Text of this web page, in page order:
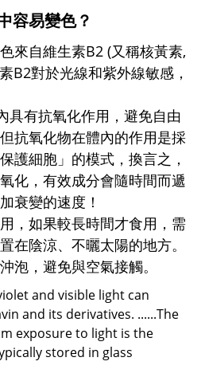
容易變色？
來自維生素B2 (又稱核黃素,
B2對於光線和紫外線敏感，
具有抗氧化作用，避免自由
抗氧化物在體內的作用是採
護細胞」的模式，換言之，
化，有效成分會隨時間而遞
衰變的速度！
，如果較長時間才食用，需
在陰涼、不曬太陽的地方。
泡，避免與空氣接觸。
and visible light can
and its derivatives. ......The
exposure to light is the
stored in glass